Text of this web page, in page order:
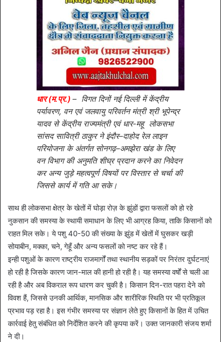
धार (म.प्र.) – विगत दिनों नई दिल्ली में केंद्रीय
पर्यावरण, वन एवं जलवायु परिवर्तन मंत्री श्री भूपेन्द्र
यादव से केंद्रीय राज्यमंत्री एवं धार-महू लोकसभा
सांसद सावित्री ठाकुर ने इंदौर–दाहोद रेल लाइन
परियोजना के अंतर्गत सोनगढ़–अमझेरा खंड के लिए
वन विभाग की अनुमति शीघ्र प्रदान करने का निवेदन
कर अन्य जुड़े महत्वपूर्ण विषयों पर विस्तार से चर्चा की
जिससे कार्य में गति आ सके।
साथ ही लोकसभा क्षेत्र के खेतों में घोड़ा रोज़ के झुंडों द्वारा फसलों को हो रहे
नुकसान की समस्या के स्थायी समाधान के लिए भी आग्रह किया, ताकि किसानों को
राहत मिल सके। ये पशु 40-50 की संख्या के झुंड में खेतों में घुसकर खड़ी
सोयाबीन, मक्का, चने, गेहूँ और अन्य फसलों को नष्ट कर रहे हैं।
इन्ही पशुओं के कारण राष्ट्रीय राजमार्गों तथा स्थानीय सड़कों पर निरंतर दुर्घटनाएं
हो रही है जिसके कारण जान-माल की हानी हो रही है। यह समस्या वर्षों से चली आ
रही है और अब विकराल रूप धारण कर चुकी है। किसान दिन-रात पहरा देने को
विवश हैं, जिससे उनकी आर्थिक, मानसिक और शारीरिक स्थिति पर भी प्रतिकूल
प्रभाव पड़ रहा है। इस गंभीर समस्या पर संज्ञान लेते हुए किसानों के हित में उचित
कार्रवाई हेतु संबंधित को निर्देशित करने की कृपया करें। उक्त जानकारी संजय शर्मा
ने दी।